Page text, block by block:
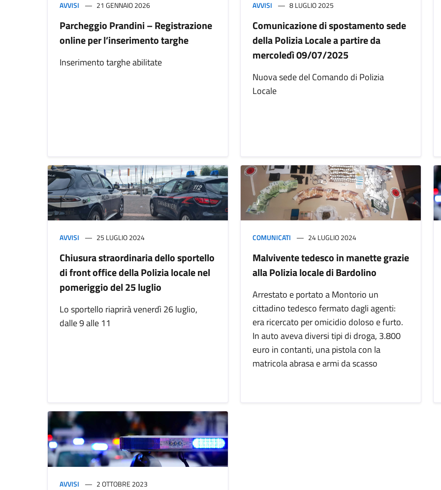
AVVISI 21 GENNAIO 2026
Parcheggio Prandini – Registrazione
online per l’inserimento targhe
Inserimento targhe abilitate
AVVISI 8 LUGLIO 2025
Comunicazione di spostamento sede
della Polizia Locale a partire da
mercoledì 09/07/2025
Nuova sede del Comando di Polizia
Locale
AVVISI 25 LUGLIO 2024
Chiusura straordinaria dello sportello
di front office della Polizia locale nel
pomeriggio del 25 luglio
Lo sportello riaprirà venerdì 26 luglio,
dalle 9 alle 11
COMUNICATI 24 LUGLIO 2024
Malvivente tedesco in manette grazie
alla Polizia locale di Bardolino
Arrestato e portato a Montorio un
cittadino tedesco fermato dagli agenti:
era ricercato per omicidio doloso e furto.
In auto aveva diversi tipi di droga, 3.800
euro in contanti, una pistola con la
matricola abrasa e armi da scasso
AVVISI 2 OTTOBRE 2023